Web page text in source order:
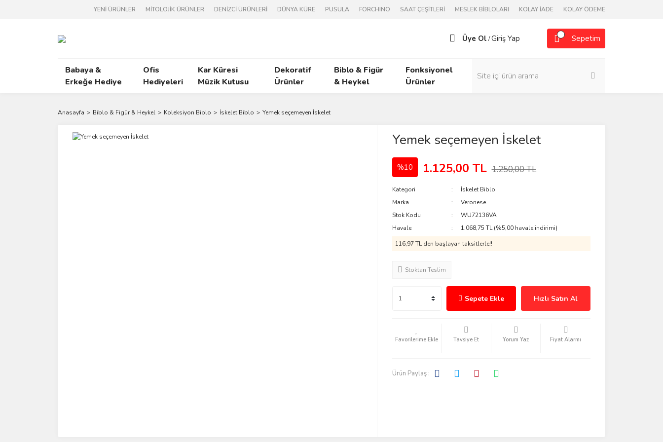
YENİ ÜRÜNLER MİTOLOJİK ÜRÜNLER DENİZCİ ÜRÜNLERİ DÜNYA KÜRE PUSULA FORCHINO SAAT ÇEŞİTLERİ MESLEK BİBLOLARI KOLAY İADE KOLAY ÖDEME
Üye Ol /Giriş Yap Sepetim
Babaya &
Erkeğe Hediye
Ofis
Hediyeleri
Kar Küresi
Müzik Kutusu
Dekoratif
Ürünler
Biblo & Figür
& Heykel
Fonksiyonel
Ürünler
Anasayfa Biblo & Figür & Heykel Koleksiyon Biblo İskelet Biblo Yemek seçemeyen İskelet
Yemek seçemeyen İskelet
%10 1.125,00 TL 1.250,00 TL
Kategori
İskelet Biblo
Marka
Veronese
Stok Kodu
WU72136VA
Havale
1.068,75 TL (%5,00 havale indirimi)
116,97 TL den başlayan taksitlerle!!
Stoktan Teslim
Sepete Ekle Hızlı Satın Al
Tavsiye Et Yorum Yaz Fiyat Alarmı
Ürün Paylaş :